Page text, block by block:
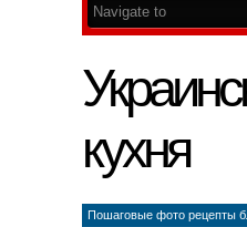
кухня
Пошаговые фото рецепты